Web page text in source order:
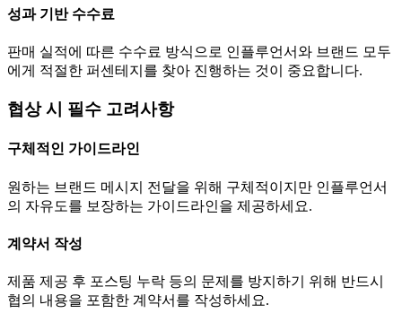
성과 기반 수수료
판매 실적에 따른 수수료 방식으로 인플루언서와 브랜드 모두
에게 적절한 퍼센테지를 찾아 진행하는 것이 중요합니다.
협상 시 필수 고려사항
구체적인 가이드라인
원하는 브랜드 메시지 전달을 위해 구체적이지만 인플루언서
의 자유도를 보장하는 가이드라인을 제공하세요.
계약서 작성
제품 제공 후 포스팅 누락 등의 문제를 방지하기 위해 반드시
협의 내용을 포함한 계약서를 작성하세요.